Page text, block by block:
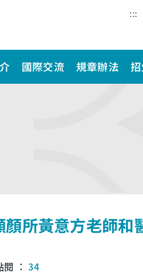
:::
國際交流 規章辦法
所黃意方老師和
閱 ：34